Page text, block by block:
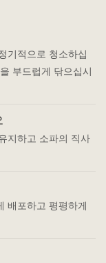
기적으로 청소하십
부드럽게 닦으십시
지하고 소파의 직사
배포하고 평평하게